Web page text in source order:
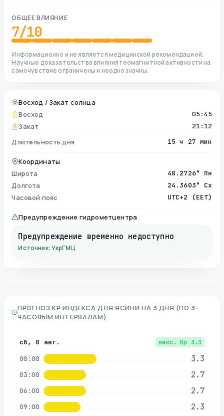
ОБЩЕЕ ВЛИЯНИЕ
7/10
Информационно и не является медицинской рекомендацией.
Научные доказательства влияния геомагнитной активности на
самочувствие ограничены и неоднозначны.
Восход / Закат солнца
Восход
05:45
Закат 21:12
Длительность дня 15 ч 27 мин
Координаты
Широта
48.2726° Пн
Долгота 24.3603° Сх
Часовой пояс UTC+2 (EET)
Предупреждение гидрометцентра
Предупреждение временно недоступно
Источник: УкрГМЦ
ПРОГНОЗ KP ИНДЕКСА ДЛЯ ЯСИНИ НА 3 ДНЯ (ПО 3-
ЧАСОВЫМ ИНТЕРВАЛАМ)
сб, 8 авг. макс. Kp 3.3
00:00 3.3
03:00 2.7
06:00 2.7
09:00 2.3